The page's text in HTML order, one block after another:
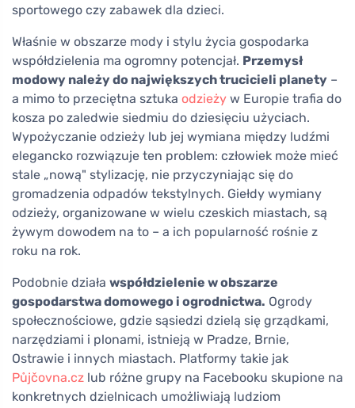
sportowego czy zabawek dla dzieci.
Właśnie w obszarze mody i stylu życia gospodarka
współdzielenia ma ogromny potencjał. Przemysł
modowy należy do największych trucicieli planety –
a mimo to przeciętna sztuka odzieży w Europie trafia do
kosza po zaledwie siedmiu do dziesięciu użyciach.
Wypożyczanie odzieży lub jej wymiana między ludźmi
elegancko rozwiązuje ten problem: człowiek może mieć
stale „nową" stylizację, nie przyczyniając się do
gromadzenia odpadów tekstylnych. Giełdy wymiany
odzieży, organizowane w wielu czeskich miastach, są
żywym dowodem na to – a ich popularność rośnie z
roku na rok.
Podobnie działa współdzielenie w obszarze
gospodarstwa domowego i ogrodnictwa. Ogrody
społecznościowe, gdzie sąsiedzi dzielą się grządkami,
narzędziami i plonami, istnieją w Pradze, Brnie,
Ostrawie i innych miastach. Platformy takie jak
Půjčovna.cz lub różne grupy na Facebooku skupione na
konkretnych dzielnicach umożliwiają ludziom